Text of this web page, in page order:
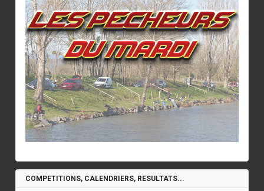
COMPETITIONS, CALENDRIERS, RESULTATS...